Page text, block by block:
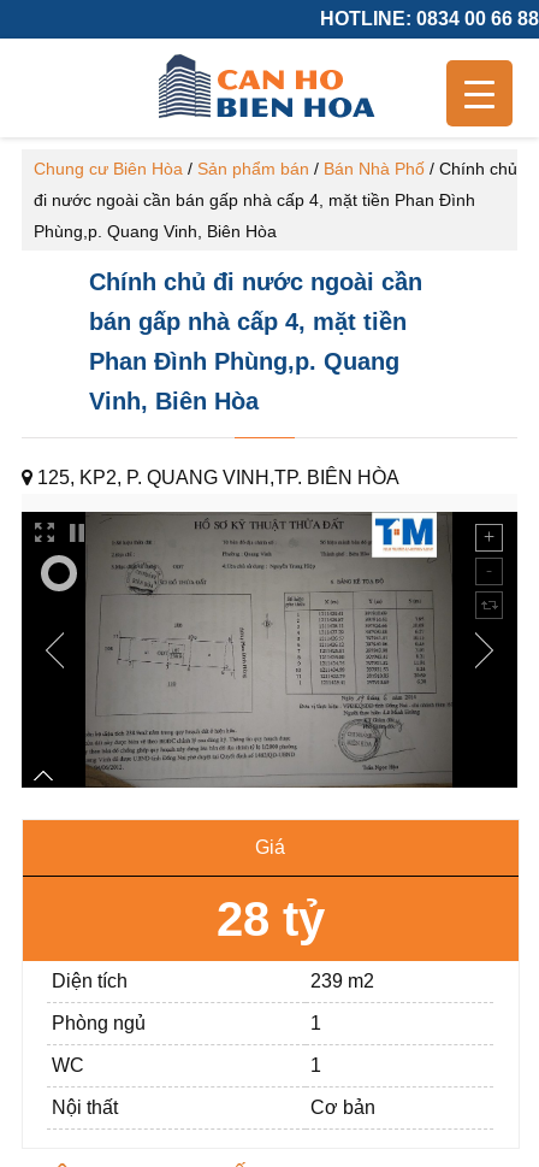
HOTLINE: 0834 00 66 88
Chung cư Biên Hòa / Sản phẩm bán / Bán Nhà Phố/ Chính chủ
đi nước ngoài cần bán gấp nhà cấp 4, mặt tiền Phan Đình
Phùng,p. Quang Vinh, Biên Hòa
Chính chủ đi nước ngoài cần
bán gấp nhà cấp 4, mặt tiền
Phan Đình Phùng,p. Quang
Vinh, Biên Hòa
125, KP2, P. QUANG VINH,TP. BIÊN HÒA
Giá
28 tỷ
Diện tích 239 m2
Phòng ngủ 1
WC 1
Nội thất Cơ bản